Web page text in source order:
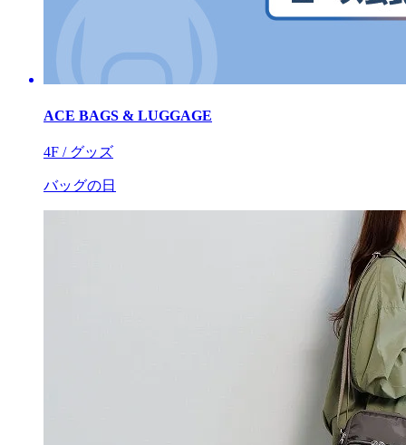
ACE BAGS & LUGGAGE
4F / グッズ
バッグの日